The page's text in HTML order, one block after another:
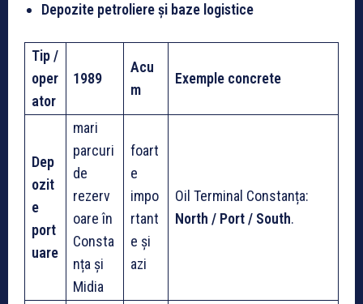
Depozite petroliere și baze logistice
Tip /
oper
ator
1989
Acu
m
Exemple concrete
Dep
ozit
e
port
uare
mari
parcuri
de
rezerv
oare în
Consta
nța și
Midia
foart
e
impo
rtant
e și
azi
Oil Terminal Constanța:
North / Port / South.